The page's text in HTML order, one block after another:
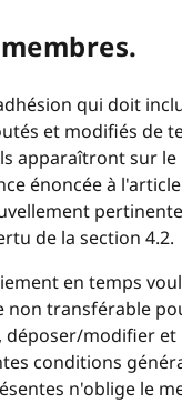
qui doit
et modifiés de
apparaîtront sur
énoncée à
de la section 4.2.
en temps
non transférable
modifier et
conditions
n'oblige le